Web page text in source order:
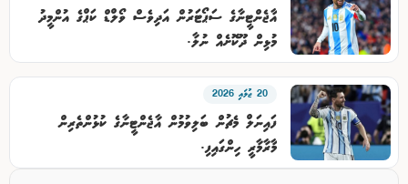
އާޖެންޓީނާގެ ސަޕޯޓަރުން އަދިވެސް ވޯލްޑް ކަޕްގެ އުންމީދު
މުޅިން ދޫކޮށެއް ނުލާ.
20 ޖުލައި 2026
ފައިނަލް މެޗުން ބަލިވުމުން އާޖެންޓީނާގެ ކުޅުންތެރިން
މާރާމާރީ ހިންގައިފި.